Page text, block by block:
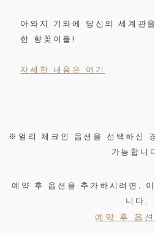
아와지 기와에 당신의 세계관
한 향꽂이를!
자세한 내용은 여기
※얼리 체크인 옵션을 선택하신
가능합니
예약 후 옵션을 추가하시려면,
니다.
예약 후 옵